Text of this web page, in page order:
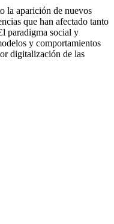
la aparición de nuevos
que han afectado tanto
paradigma social y
y comportamientos
digitalización de las